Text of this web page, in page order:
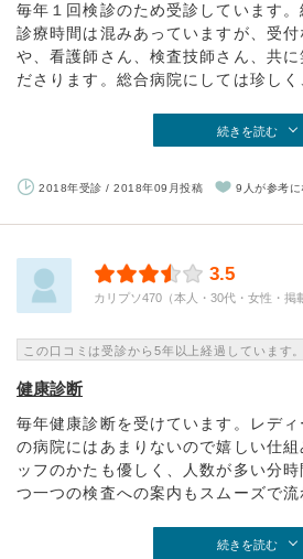
毎年１回検診のため受診しています
診療時間は混みあっていますが、受
や、看護師さん、検査技師さん、共に
ださります。総合病院にしては珍しく
続きを読む
2018年受診 / 2018年09月投稿 9人が参考に
3.5
カリプソ470（本人・30代・女性・掲
この口コミは受診から5年以上経過しています。
健康診断
毎年健康診断を受けています。レデ
の病院にはあまりないので嬉しい仕
ッフのかたも優しく、人数が多い分
つ一つの検査への案内もスムーズで流
続きを読む